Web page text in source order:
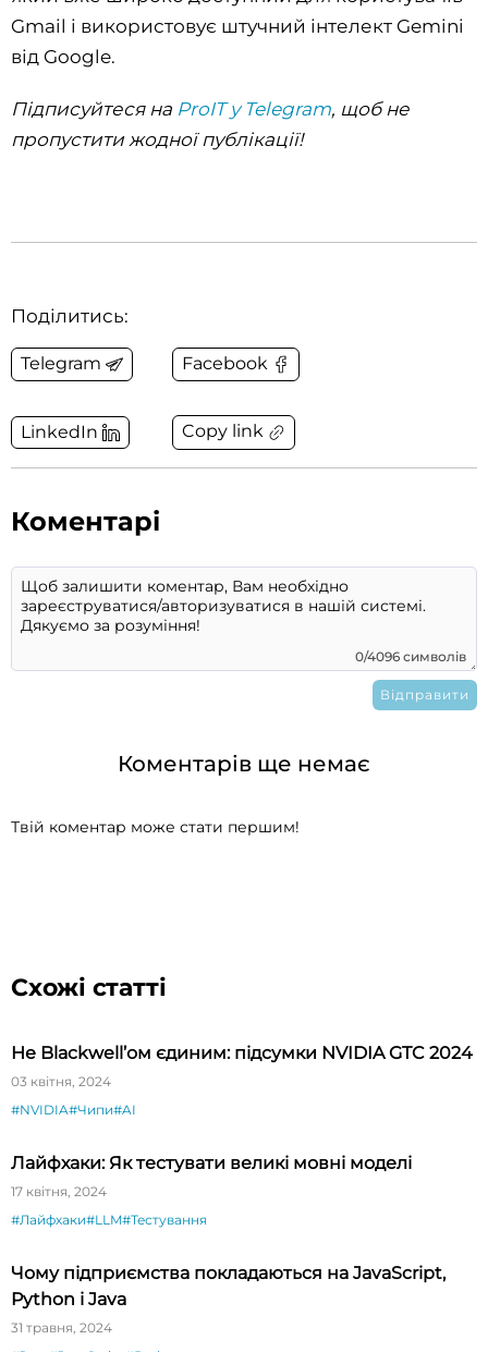
Gmail і використовує штучний інтелект Gemini
від Google.
Підписуйтеся на ProIT у Telegram, щоб не
пропустити жодної публікації!
Поділитись:
Telegram Facebook
LinkedIn Copy link
Коментарі
0/4096 символів
Коментарів ще немає
Твій коментар може стати першим!
Схожі статті
Не Blackwell’ом єдиним: підсумки NVIDIA GTC 2024
03 квітня, 2024
#NVIDIA#Чипи#AI
Лайфхаки: Як тестувати великі мовні моделі
17 квітня, 2024
#Лайфхаки#LLM#Тестування
Чому підприємства покладаються на JavaScript,
Python і Java
31 травня, 2024